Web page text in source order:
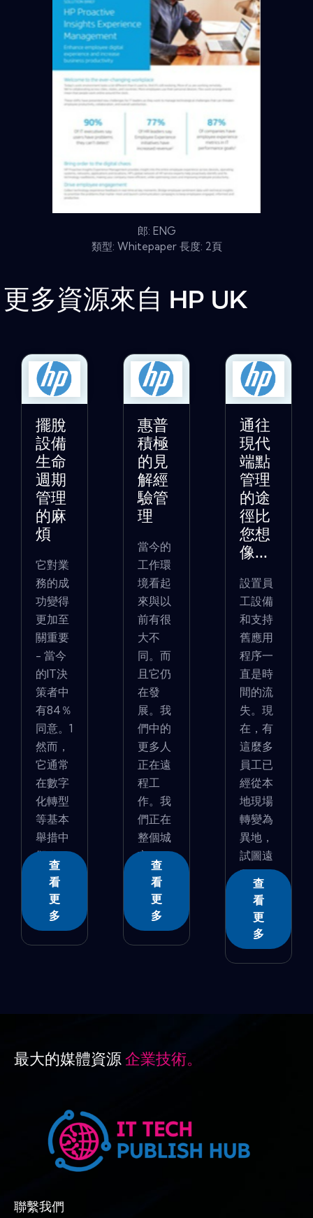
郎: ENG
類型: Whitepaper 長度: 2頁
更多資源來自 HP UK
擺脫
設備
生命
週期
管理
的麻
煩
它對業
務的成
功變得
更加至
關重要
- 當今
的IT決
策者中
有84％
同意。1
然而，
它通常
在數字
化轉型
等基本
舉措中
卻�...
查
看
更
多
惠普
積極
的見
解經
驗管
理
當今的
工作環
境看起
來與以
前有很
大不
同。而
且它仍
在發
展。我
們中的
更多人
正在遠
程工
作。我
們正在
整個城
市...
查
看
更
多
通往
現代
端點
管理
的途
徑比
您想
像...
設置員
工設備
和支持
舊應用
程序一
直是時
間的流
失。現
在，有
這麼多
員工已
經從本
地現場
轉變為
異地，
試圖遠
程...
查
看
更
多
最大的媒體資源 企業技術。
聯繫我們